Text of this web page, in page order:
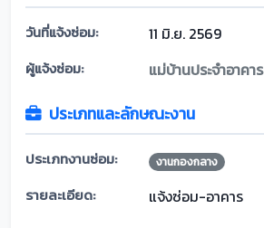
วันที่แจ้งซ่อม: 11 มิ.ย. 2569
ผู้แจ้งซ่อม: แม่บ้านประจำอาคาร
ประเภทและลักษณะงาน
ประเภทงานซ่อม: งานกองกลาง
รายละเอียด: แจ้งซ่อม-อาคาร